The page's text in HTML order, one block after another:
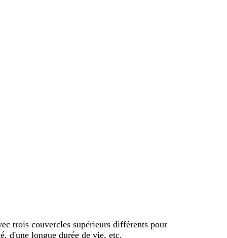
trois couvercles supérieurs différents pour
d'une longue durée de vie, etc.